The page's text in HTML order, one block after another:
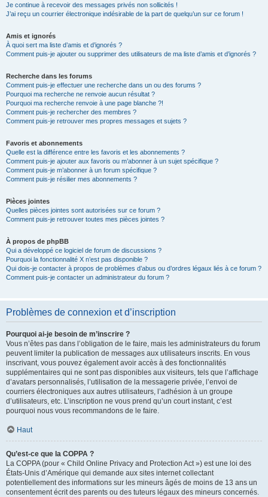
Je continue à recevoir des messages privés non sollicités !
J’ai reçu un courrier électronique indésirable de la part de quelqu’un sur ce forum !
Amis et ignorés
À quoi sert ma liste d’amis et d’ignorés ?
Comment puis-je ajouter ou supprimer des utilisateurs de ma liste d’amis et d’ignorés ?
Recherche dans les forums
Comment puis-je effectuer une recherche dans un ou des forums ?
Pourquoi ma recherche ne renvoie aucun résultat ?
Pourquoi ma recherche renvoie à une page blanche ?!
Comment puis-je rechercher des membres ?
Comment puis-je retrouver mes propres messages et sujets ?
Favoris et abonnements
Quelle est la différence entre les favoris et les abonnements ?
Comment puis-je ajouter aux favoris ou m’abonner à un sujet spécifique ?
Comment puis-je m’abonner à un forum spécifique ?
Comment puis-je résilier mes abonnements ?
Pièces jointes
Quelles pièces jointes sont autorisées sur ce forum ?
Comment puis-je retrouver toutes mes pièces jointes ?
À propos de phpBB
Qui a développé ce logiciel de forum de discussions ?
Pourquoi la fonctionnalité X n’est pas disponible ?
Qui dois-je contacter à propos de problèmes d’abus ou d’ordres légaux liés à ce forum ?
Comment puis-je contacter un administrateur du forum ?
Problèmes de connexion et d’inscription
Pourquoi ai-je besoin de m’inscrire ?
Vous n’êtes pas dans l’obligation de le faire, mais les administrateurs du forum
peuvent limiter la publication de messages aux utilisateurs inscrits. En vous
inscrivant, vous pouvez également avoir accès à des fonctionnalités
supplémentaires qui ne sont pas disponibles aux visiteurs, tels que l’affichage
d’avatars personnalisés, l’utilisation de la messagerie privée, l’envoi de
courriers électroniques aux autres utilisateurs, l’adhésion à un groupe
d’utilisateurs, etc. L’inscription ne vous prend qu’un court instant, c’est
pourquoi nous vous recommandons de le faire.
Haut
Qu’est-ce que la COPPA ?
La COPPA (pour « Child Online Privacy and Protection Act ») est une loi des
États-Unis d’Amérique qui demande aux sites internet collectant
potentiellement des informations sur les mineurs âgés de moins de 13 ans un
consentement écrit des parents ou des tuteurs légaux des mineurs concernés.